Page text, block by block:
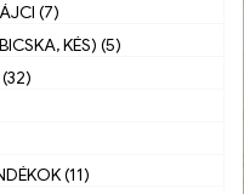
(7)
KÉS) (5)
(11)